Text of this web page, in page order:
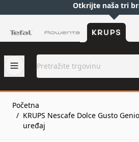
Otkrijte naša tri
Pretražite
Početna
/ KRUPS Nescafe Dolce Gusto
uređaj